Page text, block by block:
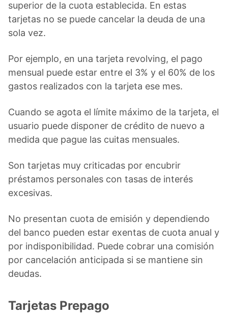
superior de la cuota establecida. En estas
tarjetas no se puede cancelar la deuda de una
sola vez.
Por ejemplo, en una tarjeta revolving, el pago
mensual puede estar entre el 3% y el 60% de los
gastos realizados con la tarjeta ese mes.
Cuando se agota el límite máximo de la tarjeta, el
usuario puede disponer de crédito de nuevo a
medida que pague las cuitas mensuales.
Son tarjetas muy criticadas por encubrir
préstamos personales con tasas de interés
excesivas.
No presentan cuota de emisión y dependiendo
del banco pueden estar exentas de cuota anual y
por indisponibilidad. Puede cobrar una comisión
por cancelación anticipada si se mantiene sin
deudas.
Tarjetas Prepago